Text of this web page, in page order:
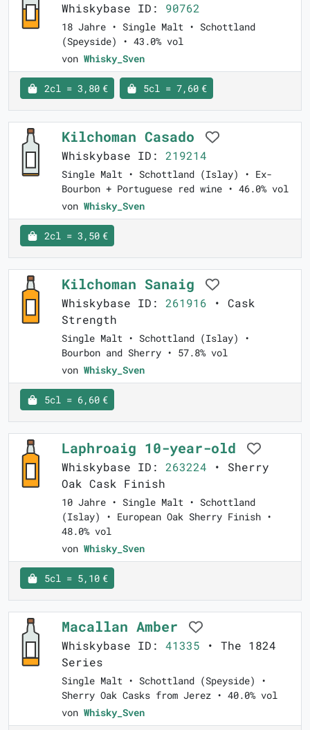
Whiskybase ID: 90762
18 Jahre • Single Malt • Schottland
(Speyside) • 43.0% vol
von Whisky_Sven
2cl = 3,80 € 5cl = 7,60 €
Kilchoman Casado
Whiskybase ID: 219214
Single Malt • Schottland (Islay) • Ex-
Bourbon + Portuguese red wine • 46.0% vol
von Whisky_Sven
2cl = 3,50 €
Kilchoman Sanaig
Whiskybase ID: 261916 • Cask
Strength
Single Malt • Schottland (Islay) •
Bourbon and Sherry • 57.8% vol
von Whisky_Sven
5cl = 6,60 €
Laphroaig 10-year-old
Whiskybase ID: 263224 • Sherry
Oak Cask Finish
10 Jahre • Single Malt • Schottland
(Islay) • European Oak Sherry Finish •
48.0% vol
von Whisky_Sven
5cl = 5,10 €
Macallan Amber
Whiskybase ID: 41335 • The 1824
Series
Single Malt • Schottland (Speyside) •
Sherry Oak Casks from Jerez • 40.0% vol
von Whisky_Sven